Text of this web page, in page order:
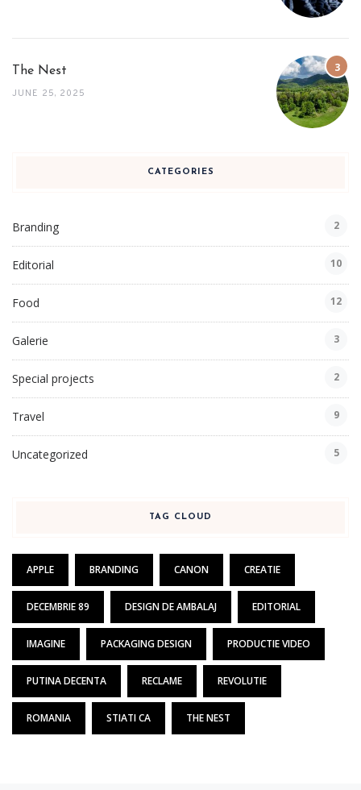
The Nest
JUNE 25, 2025
CATEGORIES
Branding 2
Editorial 10
Food 12
Galerie 3
Special projects 2
Travel 9
Uncategorized 5
TAG CLOUD
APPLE BRANDING CANON CREATIE
DECEMBRIE 89 DESIGN DE AMBALAJ EDITORIAL
IMAGINE PACKAGING DESIGN PRODUCTIE VIDEO
PUTINA DECENTA RECLAME REVOLUTIE
ROMANIA STIATI CA THE NEST